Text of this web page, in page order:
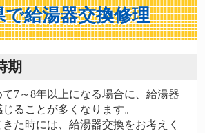
で給湯器交換修理
期
7～8年以上になる場合に、給湯器
ることが多くなります。
た時には、給湯器交換をお考えく